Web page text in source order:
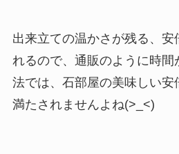
出来立ての温かさが残る、安
れるので、通販のように時
法では、石部屋の美味しい安
満たされませんよね(>_<)